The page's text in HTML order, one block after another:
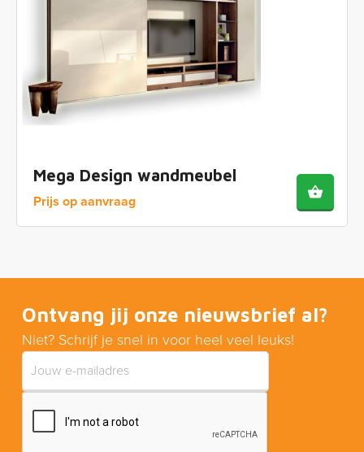
Mega Design wandmeubel
Prijs op aanvraag
Ontvang jij onze nieuwsbrief al?
Niet? Schrijf je snel in voor heel veel leuks!